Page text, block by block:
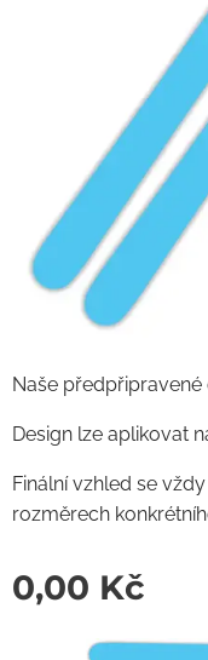
Naše
Design lze aplikovat
Finální vzhled se
rozměrech
0,00 Kč